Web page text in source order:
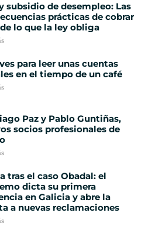
subsidio de desempleo: Las
prácticas de cobrar
lo que la ley obliga
para leer unas cuentas
en el tiempo de un café
Paz y Pablo Guntiñas,
socios profesionales de
tras el caso Obadal: el
dicta su primera
en Galicia y abre la
a nuevas reclamaciones